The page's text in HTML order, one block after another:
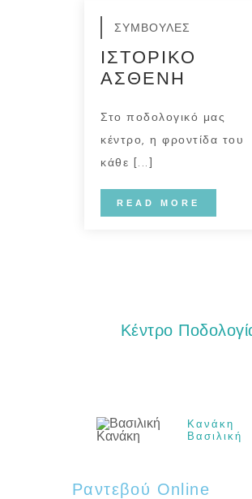
ΣΥΜΒΟΥΛΕΣ
ΙΣΤΟΡΙΚΟ
ΑΣΘΕΝΗ
Στο ποδολογικό μας
κέντρο, η φροντίδα του
κάθε [...]
READ MORE
Κέντρο
Κανάκη
Βασιλική
Ραντεβού Online